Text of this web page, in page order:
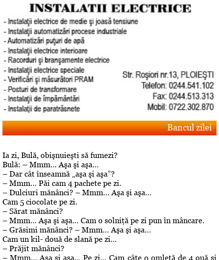
Bancul zilei
Ia zi, Bulă, obişnuieşti să fumezi?
Bulă: – Mmm… Aşa şi aşa…
– Dar cât înseamnă „aşa şi aşa”?
– Mmm… Păi cam 4 pachete pe zi.
– Dulciuri mănânci? – Mmm… Aşa şi aşa…
Cam 5 ciocolate pe zi.
– Sărat mănânci?
– Mmm… Aşa şi aşa… Cam o solniţă pe zi pun în mâncare.
– Grăsimi mănânci? – Mmm… Aşa şi aşa…
Cam un kil- două de slană pe zi…
– Prăjit mănânci?
– Mmm… Aşa şi aşa… Pe zi… Cam câte o omletă de 4 ouă şi